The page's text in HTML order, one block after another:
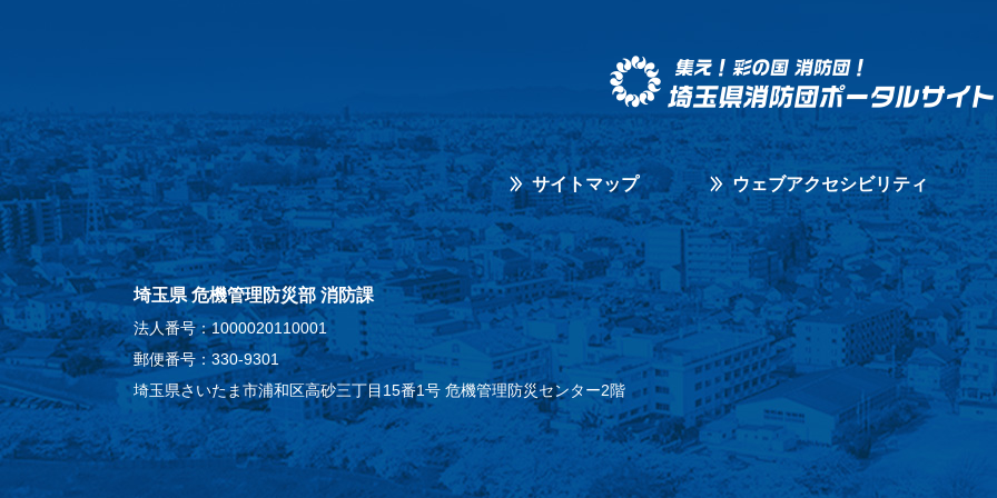
サイトマップ ウェブアクセシビリティ
埼玉県 危機管理防災部 消防課
法人番号：1000020110001
郵便番号：330-9301
埼玉県さいたま市浦和区高砂三丁目15番1号 危機管理防災センター2階